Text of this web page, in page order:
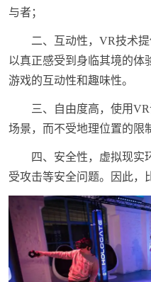
与者；
二、互动性，VR技术
以真正感受到身临其境的体
游戏的互动性和趣味性。
三、自由度高，使用
场景，而不受地理位置的限
四、安全性，虚拟现实
受攻击等安全问题。因此，